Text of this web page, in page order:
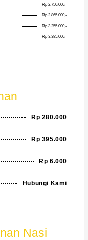
Rp 2.750.000,-
Rp 2.865.000,-
Rp 3.255.000,-
Rp 3.385.000,-
Rp 280.000
Rp 395.000
Rp 6.000
Hubungi Kami
Nasi